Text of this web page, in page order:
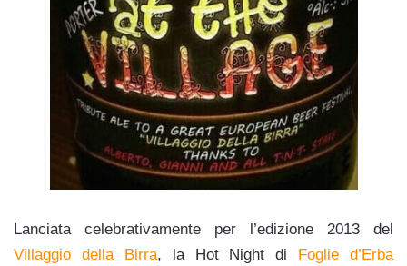
Lanciata celebrativamente per l’edizione 2013 del
Villaggio della Birra, la Hot Night di Foglie d’Erba